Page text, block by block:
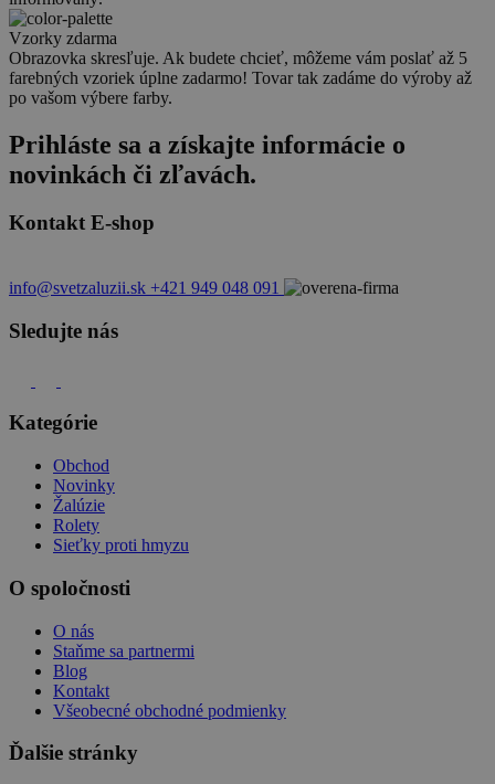
Vzorky zdarma
Obrazovka skresľuje. Ak budete chcieť, môžeme vám poslať až 5
farebných vzoriek úplne zadarmo! Tovar tak zadáme do výroby až
po vašom výbere farby.
Prihláste sa a získajte informácie o
novinkách či zľavách.
Kontakt E-shop
info@svetzaluzii.sk +421 949 048 091
Sledujte nás
Kategórie
Obchod
Novinky
Žalúzie
Rolety
Sieťky proti hmyzu
O spoločnosti
O nás
Staňme sa partnermi
Blog
Kontakt
Všeobecné obchodné podmienky
Ďalšie stránky